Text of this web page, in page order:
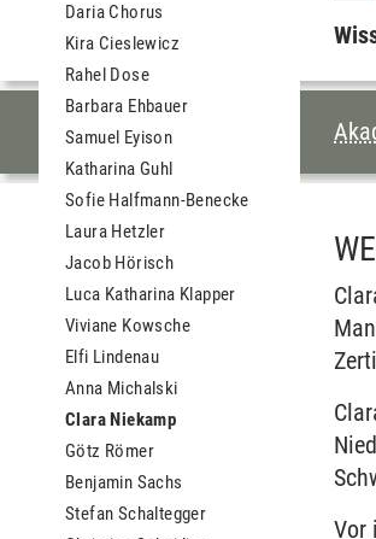
Daria Chorus
Kira Cieslewicz
Rahel Dose
Barbara Ehbauer
Samuel Eyison
Katharina Guhl
Sofie Halfmann-Benecke
Laura Hetzler
Jacob Hörisch
Luca Katharina Klapper
Viviane Kowsche
Elfi Lindenau
Anna Michalski
Clara Niekamp
Götz Römer
Benjamin Sachs
Stefan Schaltegger
Vor